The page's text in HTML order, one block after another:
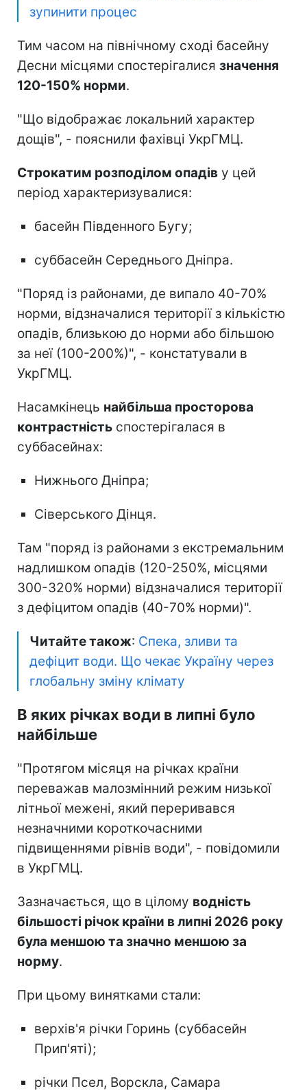
зупинити процес
Тим часом на північному сході басейну
Десни місцями спостерігалися значення
120-150% норми.
"Що відображає локальний характер
дощів", - пояснили фахівці УкрГМЦ.
Строкатим розподілом опадів у цей
період характеризувалися:
басейн Південного Бугу;
суббасейн Середнього Дніпра.
"Поряд із районами, де випало 40-70%
норми, відзначалися території з кількістю
опадів, близькою до норми або більшою
за неї (100-200%)", - констатували в
УкрГМЦ.
Насамкінець найбільша просторова
контрастність спостерігалася в
суббасейнах:
Нижнього Дніпра;
Сіверського Дінця.
Там "поряд із районами з екстремальним
надлишком опадів (120-250%, місцями
300-320% норми) відзначалися території
з дефіцитом опадів (40-70% норми)".
Читайте також: Спека, зливи та
дефіцит води. Що чекає Україну через
глобальну зміну клімату
В яких річках води в липні було
найбільше
"Протягом місяця на річках країни
переважав малозмінний режим низької
літньої межені, який переривався
незначними короткочасними
підвищеннями рівнів води", - повідомили
в УкрГМЦ.
Зазначається, що в цілому водність
більшості річок країни в липні 2026 року
була меншою та значно меншою за
норму.
При цьому винятками стали:
верхів'я річки Горинь (суббасейн
Прип'яті);
річки Псел, Ворскла, Самара